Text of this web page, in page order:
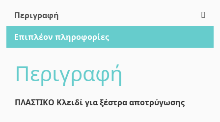
Περιγραφή
Επιπλέον πληροφορίες
Περιγραφή
ΠΛΑΣΤΙΚΟ Κλειδί για ξέστρα αποτρύγωσης